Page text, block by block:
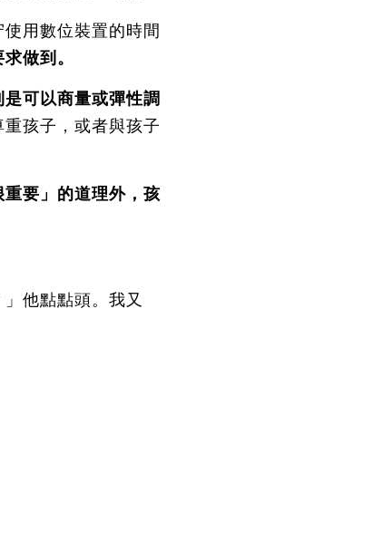
用數位裝置的時間
做到。
可以商量或彈性調
孩子，或者與孩子
要」的道理外，孩
他點點頭。我又